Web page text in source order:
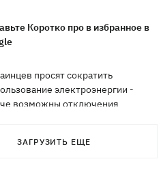
Коротко про в избранное в
просят сократить
электроэнергии -
возможны отключения
футболист погиб от удара
ЗАГРУЗИТЬ ЕЩЕ